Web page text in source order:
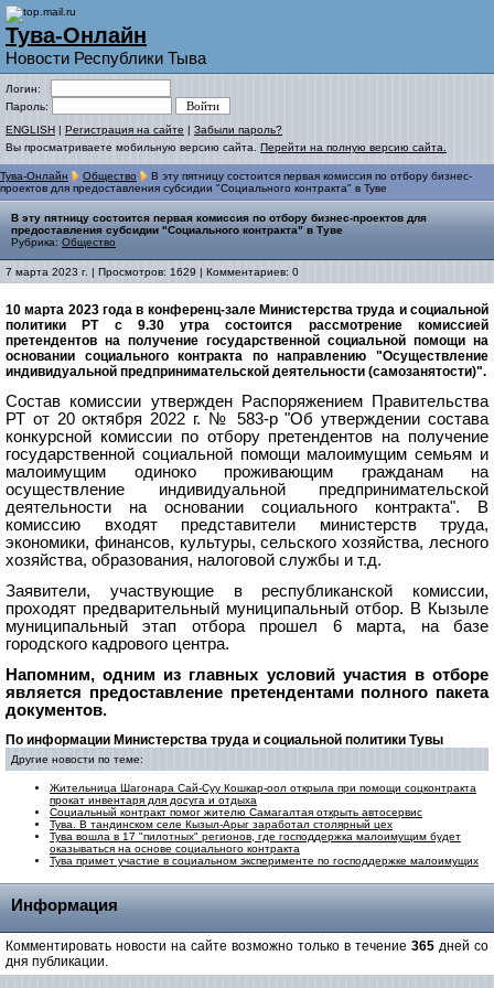
Тува-Онлайн
Новости Республики Тыва
Логин:
Пароль:
ENGLISH | Регистрация на сайте | Забыли пароль?
Вы просматриваете мобильную версию сайта. Перейти на полную версию сайта.
Тува-Онлайн Общество
В эту пятницу состоится первая комиссия по отбору бизнес-
проектов для предоставления субсидии "Социального контракта" в Туве
В эту пятницу состоится первая комиссия по отбору бизнес-проектов для
предоставления субсидии "Социального контракта" в Туве
Рубрика: Общество
7 марта 2023 г. | Просмотров: 1629 | Комментариев: 0
10 марта 2023 года в конференц-зале Министерства труда и социальной
политики РТ с 9.30 утра состоится рассмотрение комиссией
претендентов на получение государственной социальной помощи на
основании социального контракта по направлению "Осуществление
индивидуальной предпринимательской деятельности (самозанятости)".
Состав комиссии утвержден Распоряжением Правительства
РТ от 20 октября 2022 г. № 583-р "Об утверждении состава
конкурсной комиссии по отбору претендентов на получение
государственной социальной помощи малоимущим семьям и
малоимущим одиноко проживающим гражданам на
осуществление индивидуальной предпринимательской
деятельности на основании социального контракта". В
комиссию входят представители министерств труда,
экономики, финансов, культуры, сельского хозяйства, лесного
хозяйства, образования, налоговой службы и т.д.
Заявители, участвующие в республиканской комиссии,
проходят предварительный муниципальный отбор. В Кызыле
муниципальный этап отбора прошел 6 марта, на базе
городского кадрового центра.
Напомним, одним из главных условий участия в отборе
является предоставление претендентами полного пакета
документов.
По информации Министерства труда и социальной политики Тувы
Другие новости по теме:
Жительница Шагонара Сай-Суу Кошкар-оол открыла при помощи соцконтракта
прокат инвентаря для досуга и отдыха
Социальный контракт помог жителю Самагалтая открыть автосервис
Тува. В тандинском селе Кызыл-Арыг заработал столярный цех
Тува вошла в 17 "пилотных" регионов, где господдержка малоимущим будет
оказываться на основе социального контракта
Тува примет участие в социальном эксперименте по господдержке малоимущих
Информация
Комментировать новости на сайте возможно только в течение 365 дней со
дня публикации.